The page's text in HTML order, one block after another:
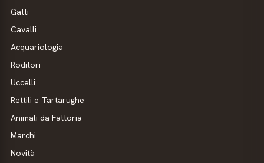
Gatti
Cavalli
Acquariologia
Roditori
Uccelli
Rettili e Tartarughe
Animali da Fattoria
Marchi
Novità